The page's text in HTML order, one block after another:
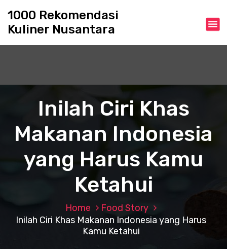
o
1000 Rekomendasi
Kuliner Nusantara
Inilah Ciri Khas
Makanan Indonesia
yang Harus Kamu
Ketahui
Home
Food Story
Inilah Ciri Khas Makanan Indonesia yang Harus
Kamu Ketahui